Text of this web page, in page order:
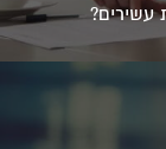
עשירים?